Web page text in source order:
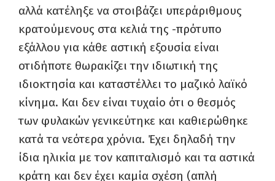
αλλά κατέληξε να στοιβάζει υπεράριθμους
κρατούμενους στα κελιά της -πρότυπο
εξάλλου για κάθε αστική εξουσία είναι
οτιδήποτε θωρακίζει την ιδιωτική της
ιδιοκτησία και καταστέλλει το μαζικό λαϊκό
κίνημα. Και δεν είναι τυχαίο ότι ο θεσμός
των φυλακών γενικεύτηκε και καθιερώθηκε
κατά τα νεότερα χρόνια. Έχει δηλαδή την
ίδια ηλικία με τον καπιταλισμό και τα αστικά
κράτη και δεν έχει καμία σχέση (απλή